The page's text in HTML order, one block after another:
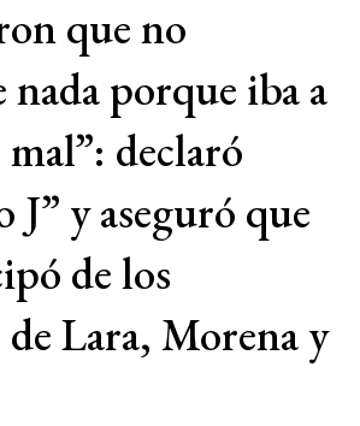
que no
porque iba a
declaró
J” y aseguró que
de los
Lara, Morena y